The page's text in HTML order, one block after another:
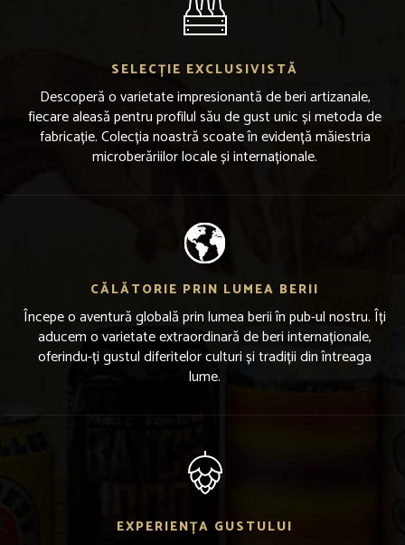
SELECȚIE EXCLUSIVISTĂ
Descoperă o varietate impresionantă de beri artizanale,
fiecare aleasă pentru profilul său de gust unic și metoda de
fabricație. Colecția noastră scoate în evidență măiestria
microberăriilor locale și internaționale.
CĂLĂTORIE PRIN LUMEA BERII
Începe o aventură globală prin lumea berii în pub-ul nostru. Îți
aducem o varietate extraordinară de beri internaționale,
oferindu-ți gustul diferitelor culturi și tradiții din întreaga
lume.
EXPERIENȚA GUSTULUI